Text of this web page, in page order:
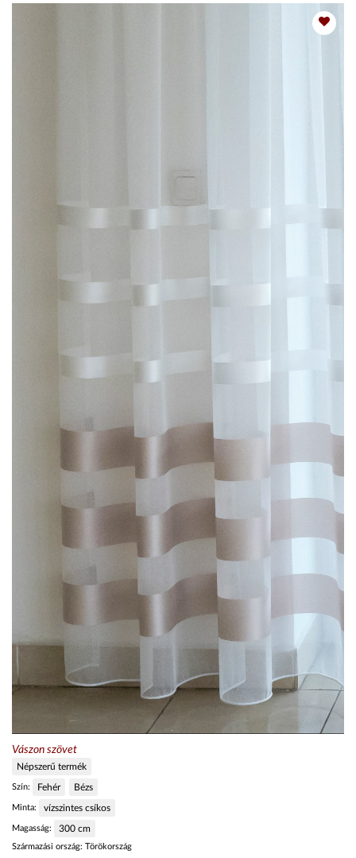
Vászon szövet
Népszerű termék
Szín: Fehér Bézs
Minta: vízszintes csíkos
Magasság: 300 cm
Származási ország: Törökország